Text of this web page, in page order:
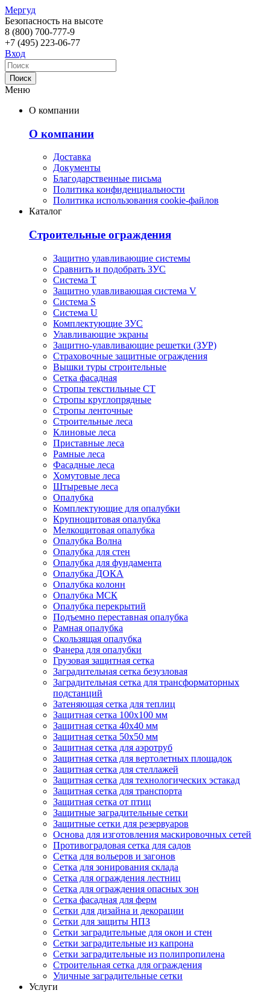
Мергуд
Безопасность на высоте
8 (800) 700-777-9
+7 (495) 223-06-77
Вход
Меню
О компании
О компании
Доставка
Документы
Благодарственные письма
Политика конфиденциальности
Политика использования cookie-файлов
Каталог
Строительные ограждения
Защитно улавливающие системы
Сравнить и подобрать ЗУС
Система Т
Защитно улавливающая система V
Система S
Система U
Комплектующие ЗУС
Улавливающие экраны
Защитно-улавливающие решетки (ЗУР)
Страховочные защитные ограждения
Вышки туры строительные
Сетка фасадная
Стропы текстильные СТ
Cтропы круглопрядные
Cтропы ленточные
Строительные леса
Клиновые леса
Приставные леса
Рамные леса
Фасадные леса
Хомутовые леса
Штыревые леса
Опалубка
Комплектующие для опалубки
Крупнощитовая опалубка
Мелкощитовая опалубка
Опалубка Волна
Опалубка для стен
Опалубка для фундамента
Опалубка ДОКА
Опалубка колонн
Опалубка МСК
Опалубка перекрытий
Подъемно переставная опалубка
Рамная опалубка
Скользящая опалубка
Фанера для опалубки
Грузовая защитная сетка
Заградительная сетка безузловая
Заградительная сетка для трансформаторных
подстанций
Затеняющая сетка для теплиц
Защитная сетка 100х100 мм
Защитная сетка 40х40 мм
Защитная сетка 50х50 мм
Защитная сетка для аэротруб
Защитная сетка для вертолетных площадок
Защитная сетка для стеллажей
Защитная сетка для технологических эстакад
Защитная сетка для транспорта
Защитная сетка от птиц
Защитные заградительные сетки
Защитные сетки для резервуаров
Основа для изготовления маскировочных сетей
Противоградовая сетка для садов
Сетка для вольеров и загонов
Сетка для зонирования склада
Сетка для ограждения лестниц
Сетка для ограждения опасных зон
Сетка фасадная для ферм
Сетки для дизайна и декорации
Сетки для защиты НПЗ
Сетки заградительные для окон и стен
Сетки заградительные из капрона
Сетки заградительные из полипропилена
Строительная сетка для ограждения
Уличные заградительные сетки
Услуги